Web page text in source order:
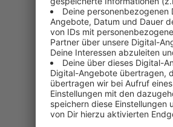
Anzeige